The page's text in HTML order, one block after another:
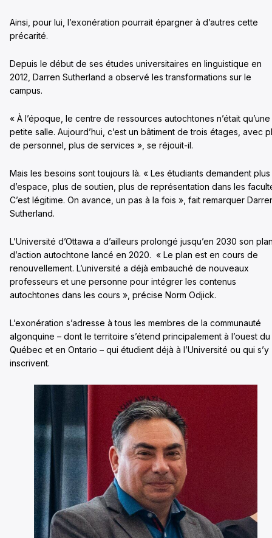
Ainsi, pour lui, l’exonération pourrait épargner à d’autres cette
précarité.
Depuis le début de ses études universitaires en linguistique en
2012, Darren Sutherland a observé les transformations sur le
campus.
« À l’époque, le centre de ressources autochtones n’était qu’une
petite salle. Aujourd’hui, c’est un bâtiment de trois étages, avec
de personnel, plus de services », se réjouit-il.
Mais les besoins sont toujours là. « Les étudiants demandent plus
d’espace, plus de soutien, plus de représentation dans les
C’est légitime. On avance, un pas à la fois », fait remarquer
Sutherland.
L’Université d’Ottawa a d’ailleurs prolongé jusqu’en 2030 son
d’action autochtone lancé en 2020. « Le plan est en cours de
renouvellement. L’université a déjà embauché de nouveaux
professeurs et une personne pour intégrer les contenus
autochtones dans les cours », précise Norm Odjick.
L’exonération s’adresse à tous les membres de la communauté
algonquine – dont le territoire s’étend principalement à l’ouest du
Québec et en Ontario – qui étudient déjà à l’Université ou qui s’y
inscrivent.